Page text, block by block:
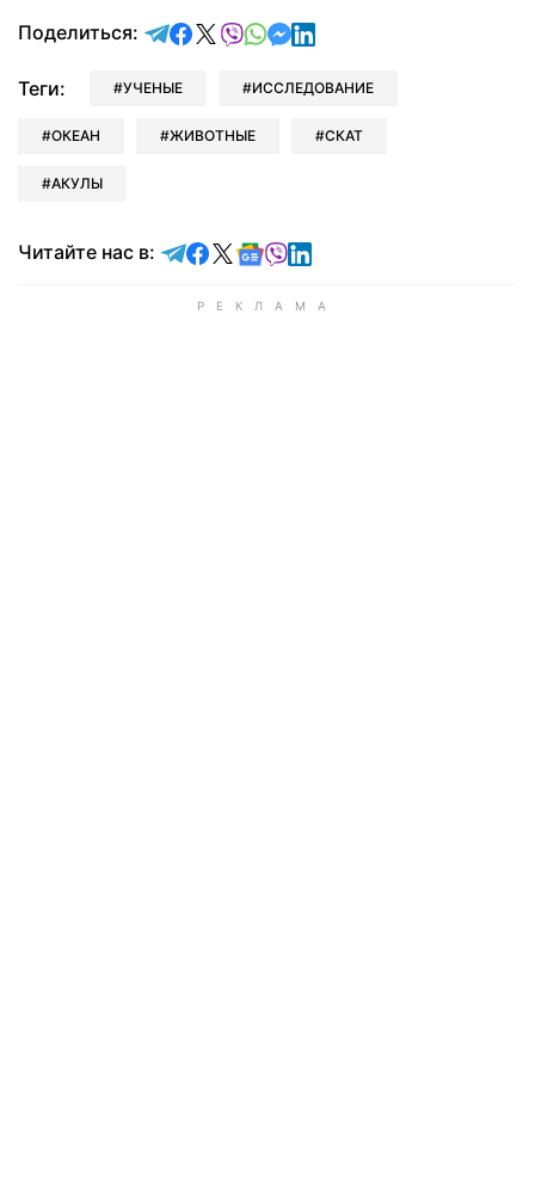
Поделиться: отправить в Telegram
поделиться в Facebook
поделиться в X
отправить в Viber
отправить в Whatsapp
отправить в Messenger
отправить в LinkedIn
Теги: УЧЕНЫЕ ИССЛЕДОВАНИЕ
ОКЕАН ЖИВОТНЫЕ СКАТ
АКУЛЫ
Читайте нас в: Читайте в Telegram
Читайте в Facebook
Читайте в X
Читайте в Google news
Читайте в Viber
Читайте в LinkedIn